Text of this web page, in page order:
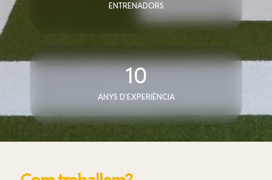
ENTRENADORS
10
ANYS D'EXPERIÈNCIA